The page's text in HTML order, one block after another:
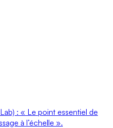
: « Le point essentiel de
à l’échelle ».